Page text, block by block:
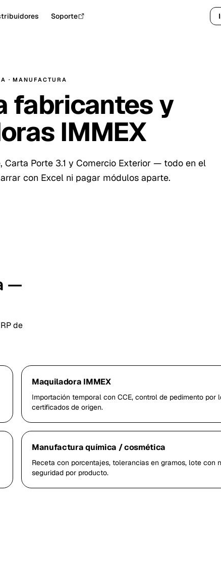
Soporte
· MANUFACTURA
fabricantes y
IMMEX
Carta Porte 3.1 y Comercio Exterior — todo en el
con Excel ni pagar módulos aparte.
—
de
Maquiladora IMMEX
Importación temporal con CCE, control de pedimento por
certificados de origen.
Manufactura química / cosmética
Receta con porcentajes, tolerancias en gramos, lote con
seguridad por producto.